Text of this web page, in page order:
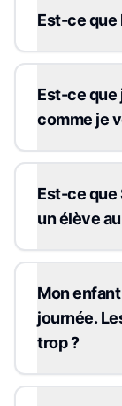
Est-ce que
Est-ce que
comme je
Est-ce que
un élève
Mon
journée.
trop ?